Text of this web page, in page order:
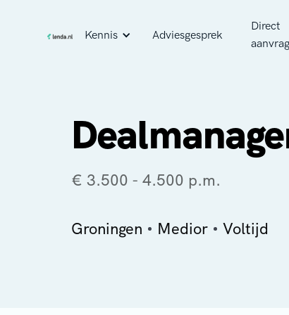
Kennis Adviesgesprek
Direct
€ 3.500 - 4.500 p.m.
Groningen Medior Voltijd